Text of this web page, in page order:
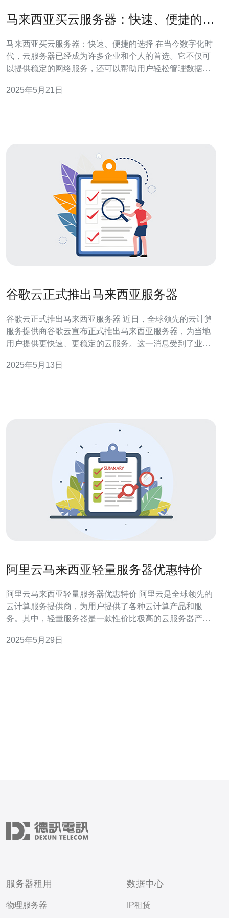
马来西亚买云服务器：快速、便捷的选
马来西亚买云服务器：快速、便捷的选择 在当今数字化时
代，云服务器已经成为许多企业和个人的首选。它不仅可
以提供稳定的网络服务，还可以帮助用户轻松管理数据和
优质的云服务器供应商。在本文中，我们将探讨在马来西
2025年5月21日
谷歌云正式推出马来西亚服务器
谷歌云正式推出马来西亚服务器 近日，全球领先的云计算
服务提供商谷歌云宣布正式推出马来西亚服务器，为当地
用户提供更快速、更稳定的云服务。这一消息受到了业界
力于扩大其全球服务器网络，提供更好的云服务体验。推
2025年5月13日
阿里云马来西亚轻量服务器优惠特价
阿里云马来西亚轻量服务器优惠特价 阿里云是全球领先的
云计算服务提供商，为用户提供了各种云计算产品和服
务。其中，轻量服务器是一款性价比极高的云服务器产
了马来西亚地区的优惠特价活动，让用户可以更便宜地体
2025年5月29日
服务器租用
物理服务器
数据中心
IP租赁